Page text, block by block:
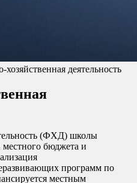
деятельность
(ФХД) школы
местного бюджета и
программ по
местным